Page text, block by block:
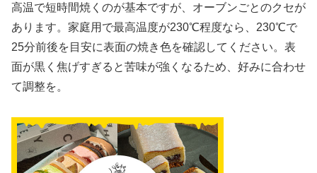
高温で短時間焼くのが基本ですが、オーブンごとのクセが
あります。家庭用で最高温度が230℃程度なら、230℃で
25分前後を目安に表面の焼き色を確認してください。表
面が黒く焦げすぎると苦味が強くなるため、好みに合わせ
て調整を。